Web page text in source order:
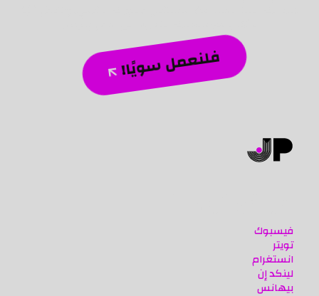
فلنعمل سويًا!
فيسبوك
تويتر
انستغرام
لينكد إن
بيهانس